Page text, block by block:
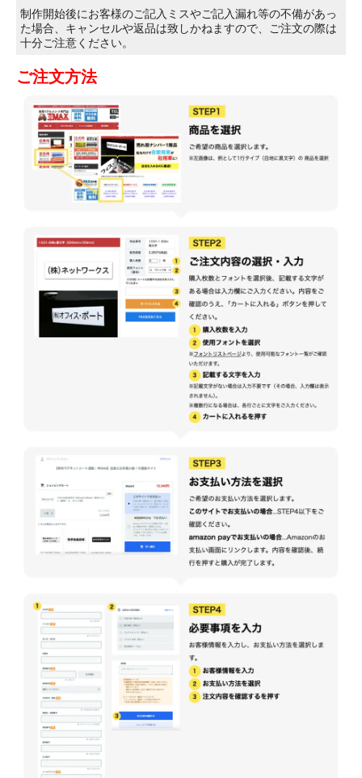
制作開始後にお客様のご記入ミスやご記入漏れ等の不備があっ
た場合、キャンセルや返品は致しかねますので、ご注文の際は
十分ご注意ください。
ご注文方法